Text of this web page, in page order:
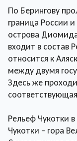
По Берингову
граница России
острова
входит в состав
относится к
между двумя
Здесь же
Рельеф Чукотки
Чукотки – гора